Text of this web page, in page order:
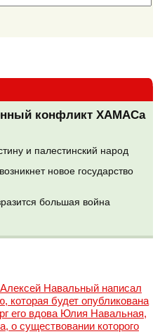
конфликт ХАМАСа
и палестинский народ
новое государство
большая война
Навальный написал
которая будет опубликована
его вдова Юлия Навальная,
о существовании которого